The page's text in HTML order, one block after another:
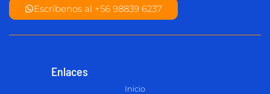
Escríbenos al +56 98839 6237
Enlaces
Inicio